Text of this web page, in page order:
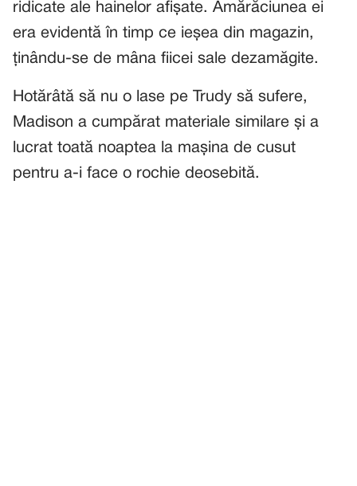
ridicate ale hainelor afișate. Amărăciunea ei
era evidentă în timp ce ieșea din magazin,
ținându-se de mâna fiicei sale dezamăgite.
Hotărâtă să nu o lase pe Trudy să sufere,
Madison a cumpărat materiale similare și a
lucrat toată noaptea la mașina de cusut
pentru a-i face o rochie deosebită.